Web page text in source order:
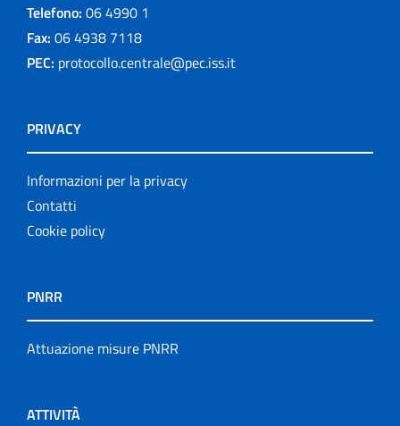
Telefono: 06 4990 1
Fax: 06 4938 7118
PEC: protocollo.centrale@pec.iss.it
PRIVACY
Informazioni per la privacy
Contatti
Cookie policy
PNRR
Attuazione misure PNRR
ATTIVITÀ